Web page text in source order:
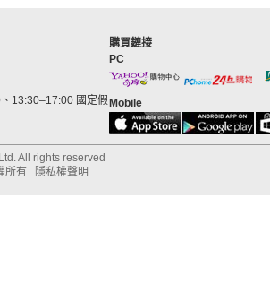
13:30–17:00 國定假
購買鏈接
PC
Mobile
All rights reserved
所有
隱私權聲明